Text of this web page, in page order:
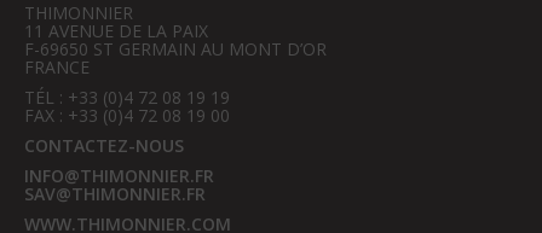
THIMONNIER
11 AVENUE DE LA PAIX
F-69650 ST GERMAIN AU MONT D’OR
FRANCE
TÉL : +33 (0)4 72 08 19 19
FAX : +33 (0)4 72 08 19 00
CONTACTEZ-NOUS
INFO@THIMONNIER.FR
SAV@THIMONNIER.FR
WWW.THIMONNIER.COM